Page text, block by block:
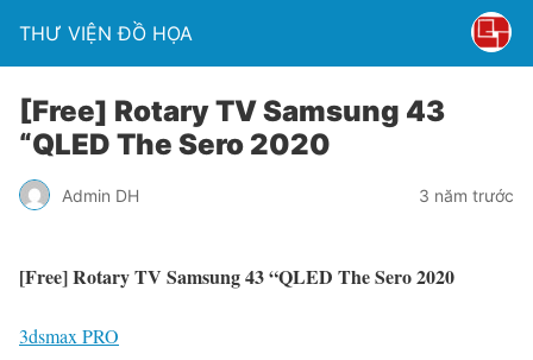
THƯ VIỆN ĐỒ HỌA
[Free] Rotary TV Samsung 43
“QLED The Sero 2020
Admin DH 3 năm trước
[Free] Rotary TV Samsung 43 “QLED The Sero 2020
3dsmax PRO